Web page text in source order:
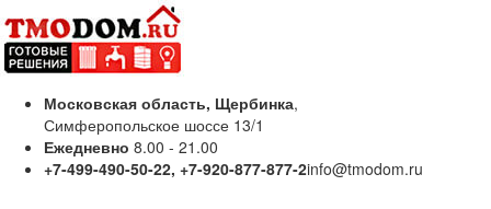
Московская область, Щербинка,
Симферопольское шоссе 13/1
Ежедневно 8.00 - 21.00
+7-499-490-50-22, +7-920-877-877-2info@tmodom.ru